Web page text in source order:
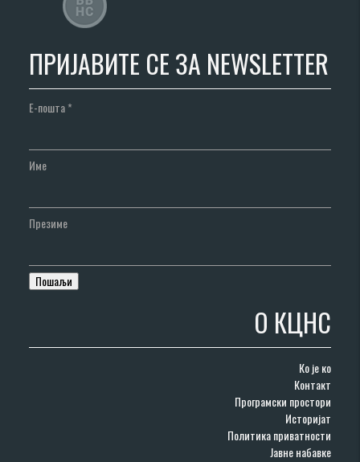
ПРИЈАВИТЕ СЕ ЗА NEWSLETTER
Е-пошта*
Име
Презиме
О КЦНС
Ко је ко
Контакт
Програмски простори
Историјат
Политика приватности
Јавне набавке